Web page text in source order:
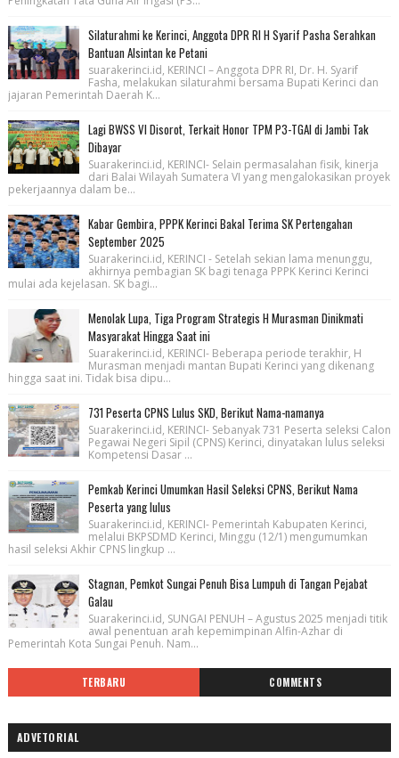
Silaturahmi ke Kerinci, Anggota DPR RI H Syarif Pasha Serahkan
Bantuan Alsintan ke Petani
suarakerinci.id, KERINCI – Anggota DPR RI, Dr. H. Syarif
Fasha, melakukan silaturahmi bersama Bupati Kerinci dan
jajaran Pemerintah Daerah K...
Lagi BWSS VI Disorot, Terkait Honor TPM P3-TGAI di Jambi Tak
Dibayar
Suarakerinci.id, KERINCI- Selain permasalahan fisik, kinerja
dari Balai Wilayah Sumatera VI yang mengalokasikan proyek
pekerjaannya dalam be...
Kabar Gembira, PPPK Kerinci Bakal Terima SK Pertengahan
September 2025
Suarakerinci.id, KERINCI - Setelah sekian lama menunggu,
akhirnya pembagian SK bagi tenaga PPPK Kerinci Kerinci
mulai ada kejelasan. SK bagi...
Menolak Lupa, Tiga Program Strategis H Murasman Dinikmati
Masyarakat Hingga Saat ini
Suarakerinci.id, KERINCI- Beberapa periode terakhir, H
Murasman menjadi mantan Bupati Kerinci yang dikenang
hingga saat ini. Tidak bisa dipu...
731 Peserta CPNS Lulus SKD, Berikut Nama-namanya
Suarakerinci.id, KERINCI- Sebanyak 731 Peserta seleksi Calon
Pegawai Negeri Sipil (CPNS) Kerinci, dinyatakan lulus seleksi
Kompetensi Dasar ...
Pemkab Kerinci Umumkan Hasil Seleksi CPNS, Berikut Nama
Peserta yang lulus
Suarakerinci.id, KERINCI- Pemerintah Kabupaten Kerinci,
melalui BKPSDMD Kerinci, Minggu (12/1) mengumumkan
hasil seleksi Akhir CPNS lingkup ...
Stagnan, Pemkot Sungai Penuh Bisa Lumpuh di Tangan Pejabat
Galau
Suarakerinci.id, SUNGAI PENUH – Agustus 2025 menjadi titik
awal penentuan arah kepemimpinan Alfin-Azhar di
Pemerintah Kota Sungai Penuh. Nam...
TERBARU COMMENTS
ADVETORIAL